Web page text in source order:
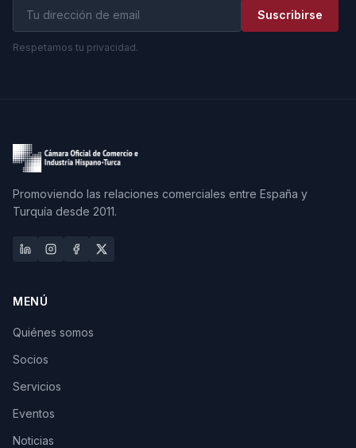
Suscribirse
Respetamos tu privacidad.
Promoviendo las relaciones comerciales entre España y
Turquía desde 2011.
MENÚ
Quiénes somos
Socios
Servicios
Eventos
Noticias